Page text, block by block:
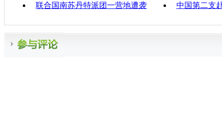
联合国南苏丹特派团一营地遭袭
中国第二支